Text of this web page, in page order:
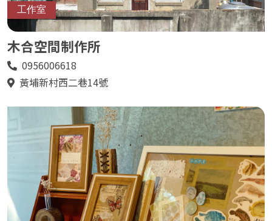
工作室
木合空間制作所
電0956006618
地黃埔新村西二巷14號